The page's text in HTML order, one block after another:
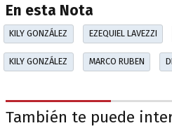
En esta Nota
KILY GONZÁLEZ EZEQUIEL LAVEZZI
KILY GONZÁLEZ MARCO RUBEN
También te puede